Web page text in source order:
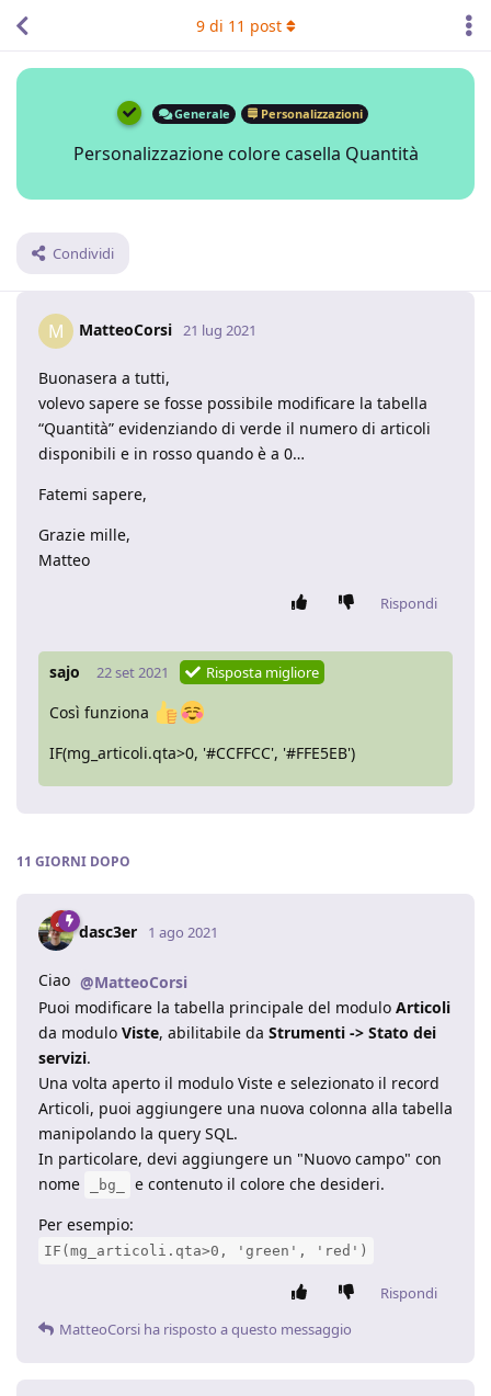
Generale Personalizzazioni
Personalizzazione colore casella Quantità
Condividi
9di 11 post
M MatteoCorsi 21 lug 2021
Buonasera a tutti,
volevo sapere se fosse possibile modificare la tabella
“Quantità” evidenziando di verde il numero di articoli
disponibili e in rosso quando è a 0…
Fatemi sapere,
Grazie mille,
Matteo
Rispondi
sajo 22 set 2021 Risposta migliore
Così funziona
IF(mg_articoli.qta>0, '#CCFFCC', '#FFE5EB')
11 GIORNI DOPO
dasc3er 1 ago 2021
Ciao @MatteoCorsi
Puoi modificare la tabella principale del modulo Articoli
da modulo Viste, abilitabile da Strumenti -> Stato dei
servizi.
Una volta aperto il modulo Viste e selezionato il record
Articoli, puoi aggiungere una nuova colonna alla tabella
manipolando la query SQL.
In particolare, devi aggiungere un "Nuovo campo" con
nome
_bg_
e contenuto il colore che desideri.
Per esempio:
IF(mg_articoli.qta>0, 'green', 'red')
Rispondi
MatteoCorsi ha risposto a questo messaggio